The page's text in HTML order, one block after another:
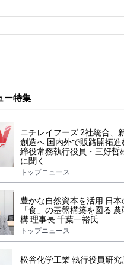
ー特集
ニチレイフーズ 2社統合、
創造へ 国内外で販路開拓進
締役常務執行役員・三好哲
に聞く
トップニュース
豊かな自然資本を活用 日本
「食」の基盤構築を図る
構 理事長 千葉一裕氏
トップニュース
松谷化学工業 執行役員研究